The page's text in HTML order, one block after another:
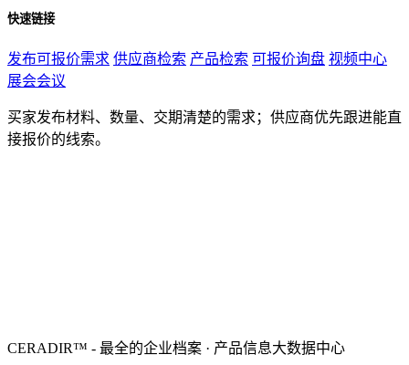
快速链接
发布可报价需求 供应商检索 产品检索 可报价询盘 视频中心
展会会议
买家发布材料、数量、交期清楚的需求；供应商优先跟进能直
接报价的线索。
CERADIR™ - 最全的企业档案 · 产品信息大数据中心